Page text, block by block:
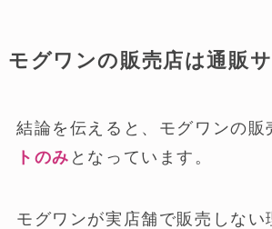
モグワンの販売店は通販
結論を伝えると、モグワンの販
トのみ となっています。
モグワンが実店舗で販売しない